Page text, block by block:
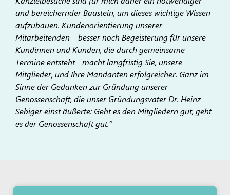
und bereichernder Baustein, um dieses wichtige Wissen
aufzubauen. Kundenorientierung unserer
Mitarbeitenden – besser noch Begeisterung für unsere
Kundinnen und Kunden, die durch gemeinsame
Termine entsteht - macht langfristig Sie, unsere
Mitglieder, und Ihre Mandanten erfolgreicher. Ganz im
Sinne der Gedanken zur Gründung unserer
Genossenschaft, die unser Gründungsvater Dr. Heinz
Sebiger einst äußerte: Geht es den Mitgliedern gut, geht
es der Genossenschaft gut.“